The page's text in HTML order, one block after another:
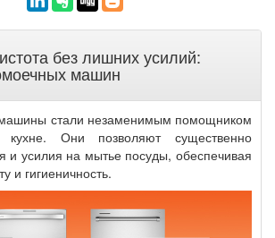
без лишних усилий:
машин
стали незаменимым помощником
кухне. Они позволяют существенно
и усилия на мытье посуды, обеспечивая
и гигиеничность.